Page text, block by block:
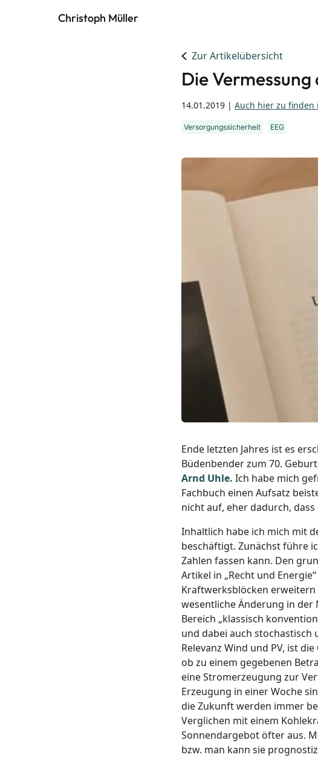
Christoph Müller
Zur Artikelübersicht
Die
14.01.2019 | Auch hier zu finden
Versorgungssicherheit EEG
Ende letzten Jahres ist es
Büdenbender zum 70.
Arnd Uhle. Ich habe mich
Fachbuch einen Aufsatz
nicht auf, eher dadurch,
Inhaltlich habe ich mich mit
beschäftigt. Zunächst führe
Zahlen fassen kann. Den
Artikel in „Recht und
Kraftwerksblöcken
wesentliche Änderung in der
Bereich „klassisch
und dabei auch stochastisch
Relevanz Wind und PV, ist
ob zu einem gegebenen
eine Stromerzeugung zur
Erzeugung in einer Woche
die Zukunft werden immer
Verglichen mit einem
Sonnendargebot öfter aus.
bzw. man kann sie